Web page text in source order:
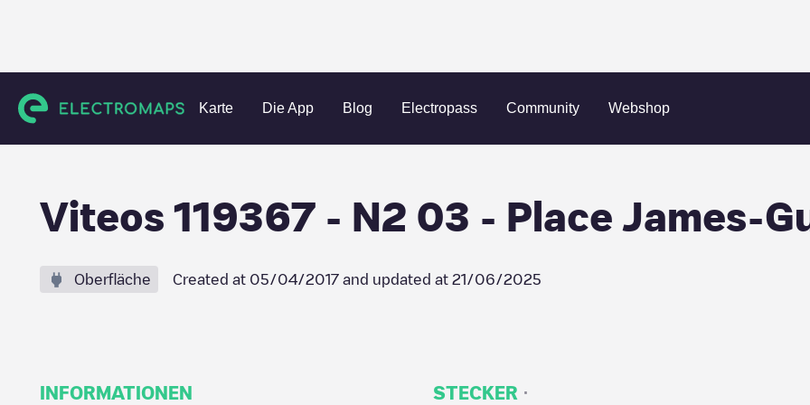
Karte Die App Blog Electropass Community Webshop
Charging stations Schweiz Le Locle Le Locle Viteos 119367 - N2 03 - Place James-Guillaume
Viteos 119367 - N2 03 - Place James-
Oberfläche Created at 05/04/2017 and updated at 21/06/2025
INFORMATIONEN STECKER ·